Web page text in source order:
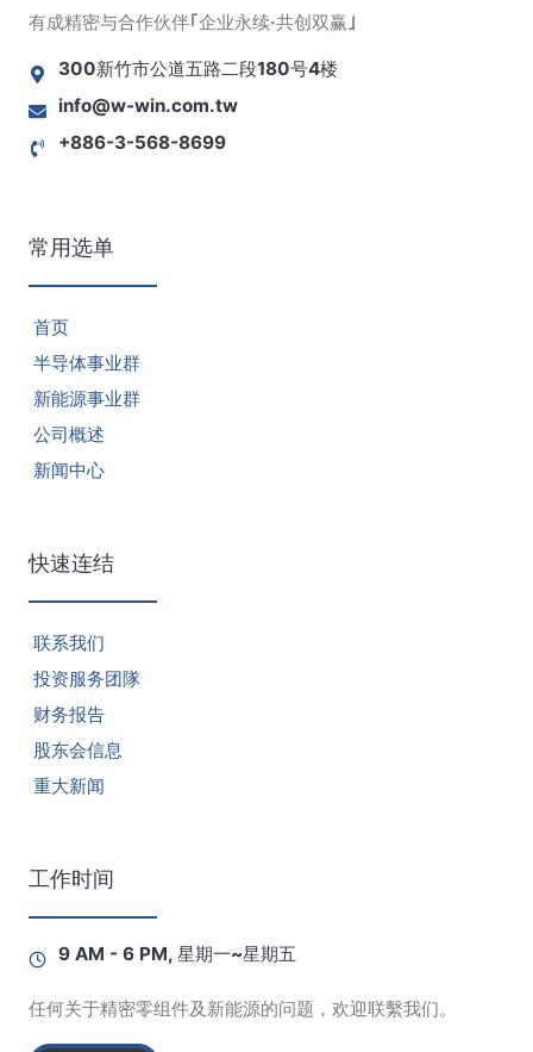
有成精密与合作伙伴｢企业永续·共创双赢｣
300新竹市公道五路二段180号4楼
info@w-win.com.tw
+886-3-568-8699
常用选单
首页
半导体事业群
新能源事业群
公司概述
新闻中心
快速连结
联系我们
投资服务团隊
财务报告
股东会信息
重大新闻
工作时间
9 AM - 6 PM, 星期一~星期五
任何关于精密零组件及新能源的问题，欢迎联繫我们。